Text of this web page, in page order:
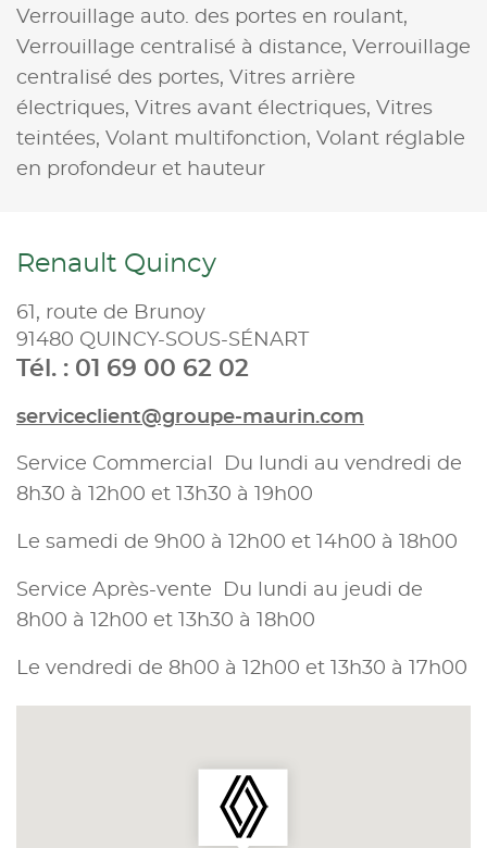
Verrouillage auto. des portes en roulant,
Verrouillage centralisé à distance, Verrouillage
centralisé des portes, Vitres arrière
électriques, Vitres avant électriques, Vitres
teintées, Volant multifonction, Volant réglable
en profondeur et hauteur
Renault Quincy
61, route de Brunoy
91480 QUINCY-SOUS-SÉNART
Tél. : 01 69 00 62 02
serviceclient@groupe-maurin.com
Service Commercial Du lundi au vendredi de
8h30 à 12h00 et 13h30 à 19h00
Le samedi de 9h00 à 12h00 et 14h00 à 18h00
Service Après-vente Du lundi au jeudi de
8h00 à 12h00 et 13h30 à 18h00
Le vendredi de 8h00 à 12h00 et 13h30 à 17h00